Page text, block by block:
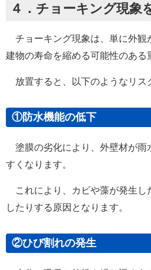
４．チョーキング現象
チョーキング現象は、単に外観
建物の寿命を縮める可能性のある
放置すると、以下のようなリス
①防水機能の低下
塗膜の劣化により、外壁材が雨
すくなります。
これにより、カビや藻が発生し
したりする原因となります。
②ひび割れの発生